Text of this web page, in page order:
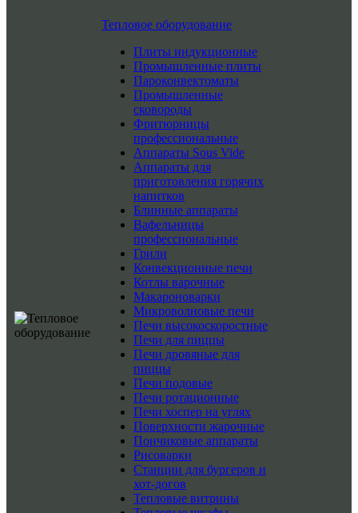
Тепловое оборудование
Плиты индукционные
Промышленные плиты
Пароконвектоматы
Промышленные
сковороды
Фритюрницы
профессиональные
Аппараты Sous Vide
Аппараты для
приготовления горячих
напитков
Блинные аппараты
Вафельницы
профессиональные
Грили
Конвекционные печи
Котлы варочные
Макароноварки
Микроволновые печи
Печи высокоскоростные
Печи для пиццы
Печи дровяные для
пиццы
Печи подовые
Печи ротационные
Печи хоспер на углях
Поверхности жарочные
Пончиковые аппараты
Рисоварки
Станции для бургеров и
хот-догов
Тепловые витрины